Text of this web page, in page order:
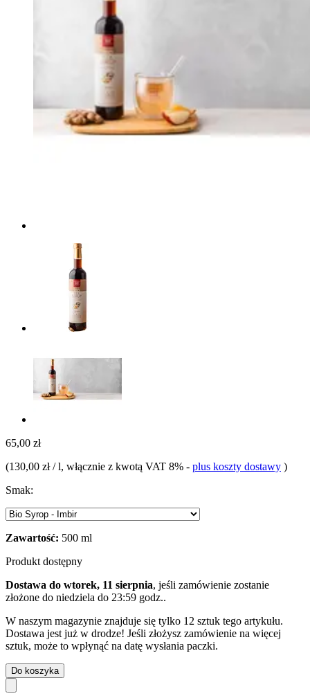
65,00 zł
(130,00 zł / l, włącznie z kwotą VAT 8% - plus koszty dostawy )
Smak:
Zawartość: 500 ml
Produkt dostępny
Dostawa do wtorek, 11 sierpnia, jeśli zamówienie zostanie
złożone do niedziela do 23:59 godz..
W naszym magazynie znajduje się tylko 12 sztuk tego artykułu.
Dostawa jest już w drodze! Jeśli złożysz zamówienie na więcej
sztuk, może to wpłynąć na datę wysłania paczki.
Do koszyka